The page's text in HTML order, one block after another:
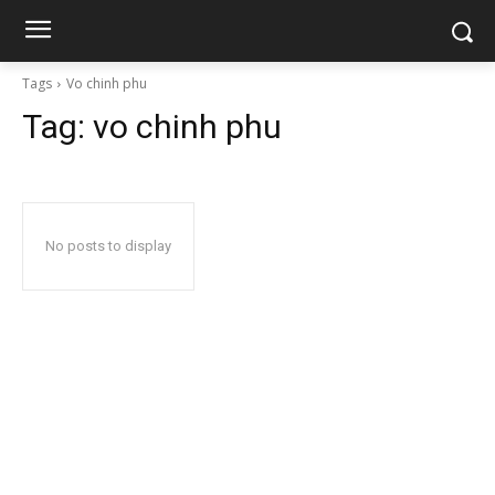
Tags Vo chinh phu
Tag: vo chinh phu
No posts to display